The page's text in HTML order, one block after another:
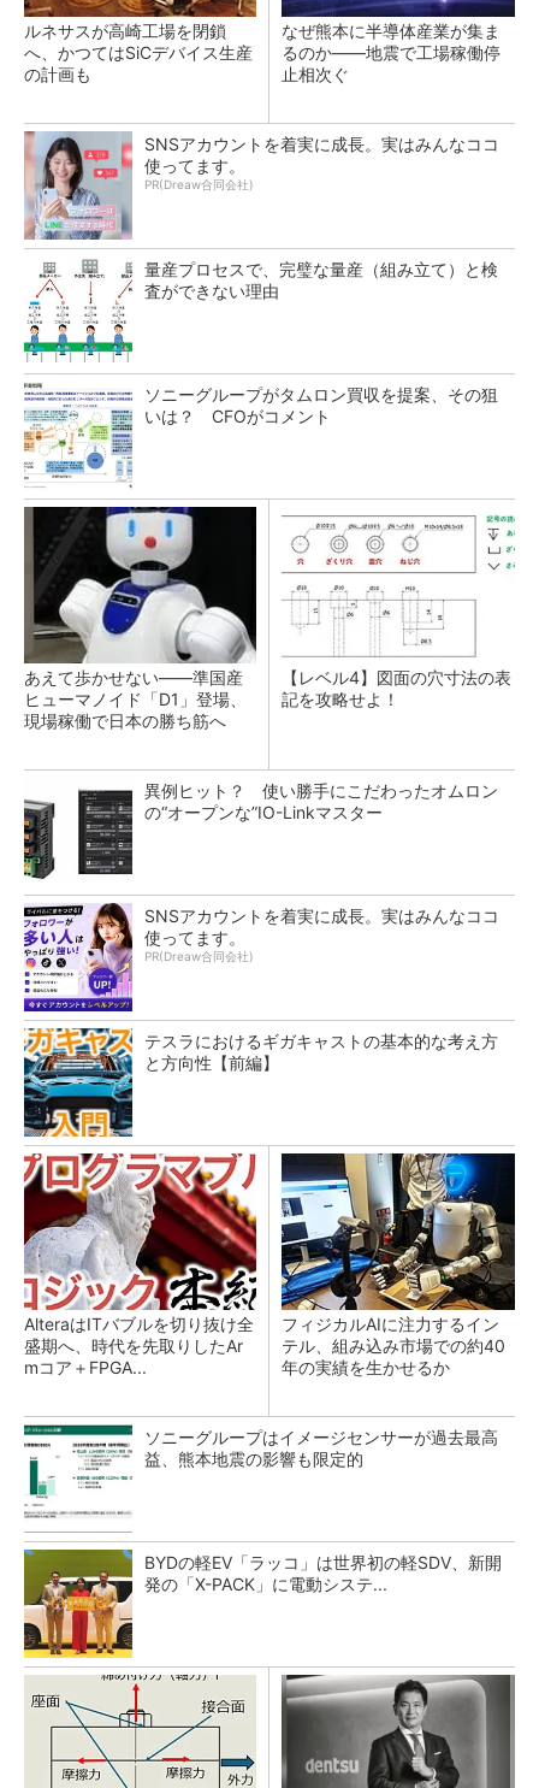
ルネサスが高崎工場を閉鎖
へ、かつてはSiCデバイス生産
の計画も
なぜ熊本に半導体産業が集ま
るのか――地震で工場稼働停
止相次ぐ
SNSアカウントを着実に成長。実はみんなココ
使ってます。
PR(Dreaw合同会社)
量産プロセスで、完璧な量産（組み立て）と検
査ができない理由
ソニーグループがタムロン買収を提案、その狙
いは？ CFOがコメント
あえて歩かせない――準国産
ヒューマノイド「D1」登場、
現場稼働で日本の勝ち筋へ
【レベル4】図面の穴寸法の表
記を攻略せよ！
異例ヒット？ 使い勝手にこだわったオムロン
の“オープンな”IO-Linkマスター
SNSアカウントを着実に成長。実はみんなココ
使ってます。
PR(Dreaw合同会社)
テスラにおけるギガキャストの基本的な考え方
と方向性【前編】
AlteraはITバブルを切り抜け全
盛期へ、時代を先取りしたAr
mコア＋FPGA...
フィジカルAIに注力するイン
テル、組み込み市場での約40
年の実績を生かせるか
ソニーグループはイメージセンサーが過去最高
益、熊本地震の影響も限定的
BYDの軽EV「ラッコ」は世界初の軽SDV、新開
発の「X-PACK」に電動システ...